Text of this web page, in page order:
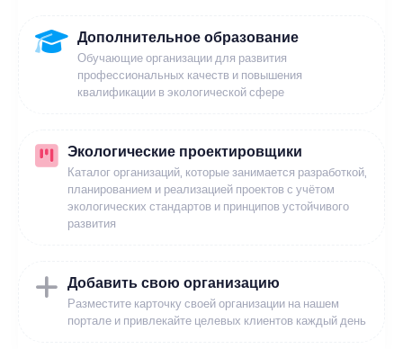
Дополнительное образование
Обучающие организации для развития
профессиональных качеств и повышения
квалификации в экологической сфере
Экологические проектировщики
Каталог организаций, которые занимается разработкой,
планированием и реализацией проектов с учётом
экологических стандартов и принципов устойчивого
развития
Добавить свою организацию
Разместите карточку своей организации на нашем
портале и привлекайте целевых клиентов каждый день